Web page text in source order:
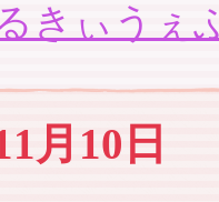
きぃうぇ
月10日